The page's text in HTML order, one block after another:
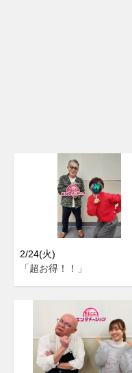
2/24(火)
「超お得！！」